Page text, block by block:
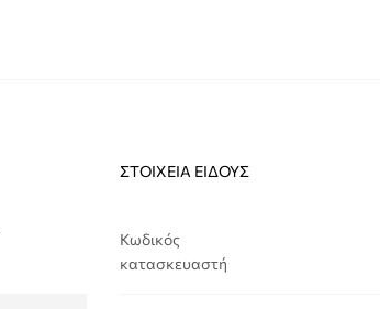
ΣΤΟΙΧΕΊΑ ΕΊΔΟΥΣ
Κωδικός
κατασκευαστή